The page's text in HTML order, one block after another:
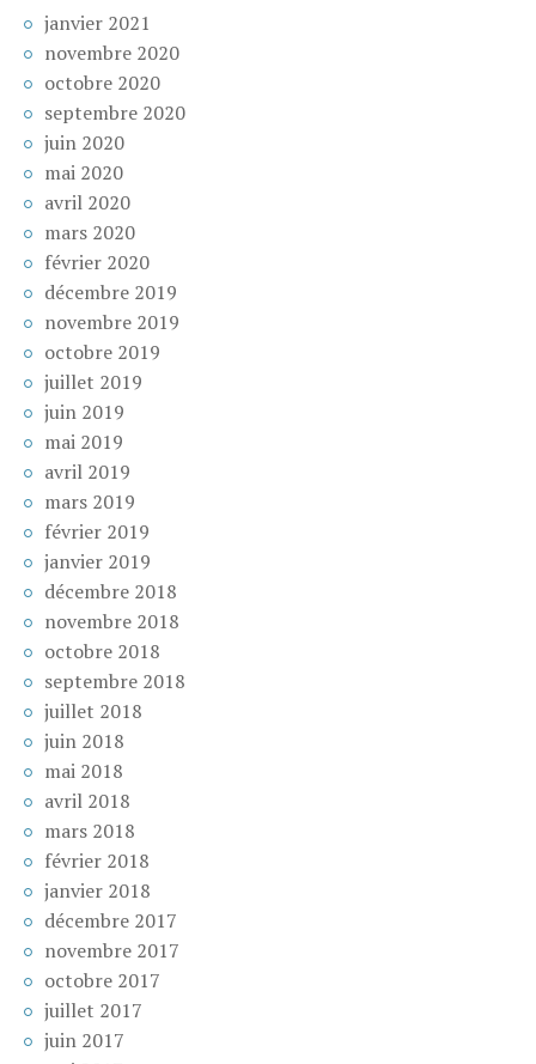
janvier 2021
novembre 2020
octobre 2020
septembre 2020
juin 2020
mai 2020
avril 2020
mars 2020
février 2020
décembre 2019
novembre 2019
octobre 2019
juillet 2019
juin 2019
mai 2019
avril 2019
mars 2019
février 2019
janvier 2019
décembre 2018
novembre 2018
octobre 2018
septembre 2018
juillet 2018
juin 2018
mai 2018
avril 2018
mars 2018
février 2018
janvier 2018
décembre 2017
novembre 2017
octobre 2017
juillet 2017
juin 2017